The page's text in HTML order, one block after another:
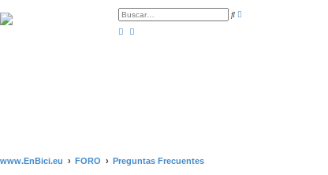
B
www.EnBici.eu FORO Preguntas Frecuentes